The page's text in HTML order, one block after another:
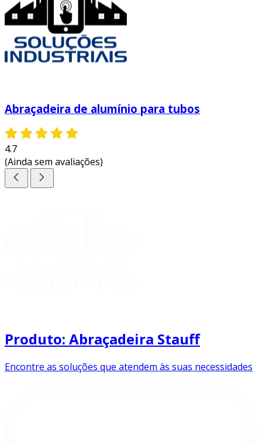
Abraçadeira de alumínio para tubos
4.7
(Ainda sem avaliações)
Produto: Abraçadeira Stauff
Encontre as soluções que atendem às suas necessidades